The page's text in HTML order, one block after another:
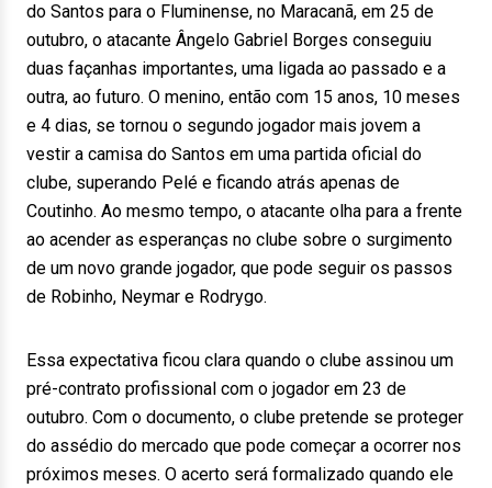
do Santos para o Fluminense, no Maracanã, em 25 de
outubro, o atacante Ângelo Gabriel Borges conseguiu
duas façanhas importantes, uma ligada ao passado e a
outra, ao futuro. O menino, então com 15 anos, 10 meses
e 4 dias, se tornou o segundo jogador mais jovem a
vestir a camisa do Santos em uma partida oficial do
clube, superando Pelé e ficando atrás apenas de
Coutinho. Ao mesmo tempo, o atacante olha para a frente
ao acender as esperanças no clube sobre o surgimento
de um novo grande jogador, que pode seguir os passos
de Robinho, Neymar e Rodrygo.
Essa expectativa ficou clara quando o clube assinou um
pré-contrato profissional com o jogador em 23 de
outubro. Com o documento, o clube pretende se proteger
do assédio do mercado que pode começar a ocorrer nos
próximos meses. O acerto será formalizado quando ele